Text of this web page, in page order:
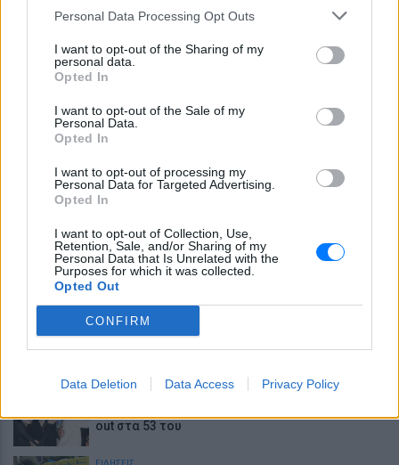
Personal Data Processing Opt Outs
I want to opt-out of the Sharing of my
personal data.
Opted In
I want to opt-out of the Sale of my
Personal Data.
Opted In
I want to opt-out of processing my
Personal Data for Targeted Advertising.
Opted In
I want to opt-out of Collection, Use,
Retention, Sale, and/or Sharing of my
Personal Data that Is Unrelated with the
Purposes for which it was collected.
Opted Out
CONFIRM
Data Deletion Data Access Privacy Policy
ενσυναίσθηση»: Ο Τάσος Δούσης...δικάζει
ΕΙΔΗΣΕΙΣ
Φωτιά στην Κόρινθο: Συναγερμός στο Στεφάνι
- Εναέρια μέσα και μήνυμα εκκένωσης από το
ΕΙΔΗΣΕΙΣ
Σέρρες: Βίντεο-ντοκουμέντο από το τροχαίο
ΕΙΔΗΣΕΙΣ
«Δεν το πιστεύουμε», λένε οι Αμερικανοί που
LIFESTYLE
Το μαροκινό χωριό που έγινε Τροία για τον
Nolan, Yunkai για το Game of Thrones και
out στα 53 του
ΕΙΔΗΣΕΙΣ